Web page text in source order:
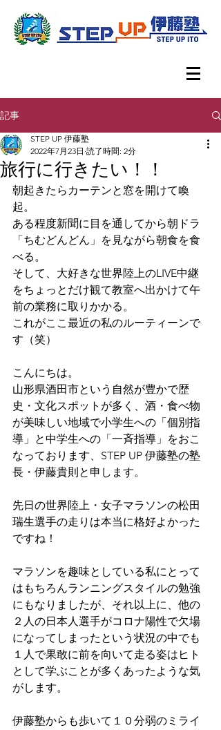
記事
旅行に行きたい！！
STEP UP 伊藤塾
2022年7月23日 読了時間: 2分
朝起きたらカーテンと窓を開けて喚
起。
ある程度新聞に目を通してから朝ドラ
「ちむどんどん」を見ながら朝食を食
べる。
そして、大好きな世界陸上のLIVE中継
をちょっとだけ観て教室へ出かけて午
前の業務に取りかかる。
これがここ最近の私のルーティーンで
す（笑）
こんにちは。
山形県酒田市という自然が豊かで歴
史・文化スポットが多く、酒・食べ物
が美味しい地域で小学生への「個別指
導」と中学生への「一斉指導」をおこ
なっております、STEP UP 伊藤塾の塾
長・伊藤貴則と申します。
先日の世界陸上・女子マラソンの松田
瑞生選手の走りは本当に格好よかった
ですね！
マラソンを趣味としている私にとって
はもちろんランニングスタイルの勉強
にもなりましたが、それ以上に、他の
２人の日本人選手がコロナ陽性で欠場
になってしまったという状況の中でも
１人で果敢に前を向いて走る姿はヒト
として学ぶことが多くあったような気
がします。
伊藤塾からも歩いて１０分弱のミライ